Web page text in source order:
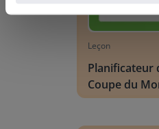
Leçon
Planificateur
Coupe du
Football